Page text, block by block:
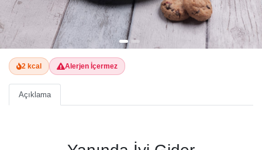
2 kcal Alerjen İçermez
Açıklama